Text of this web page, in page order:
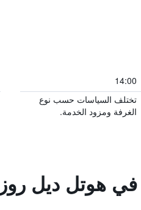
14:00
تختلف السياسات حسب نوع
الغرفة ومزود الخدمة.
في هوتل ديل روز